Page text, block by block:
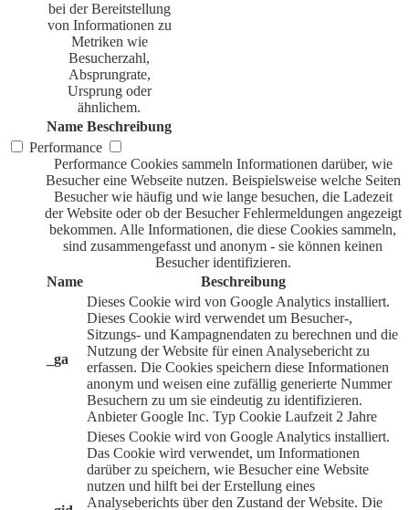
bei der Bereitstellung
von Informationen zu
Metriken wie
Besucherzahl,
Absprungrate,
Ursprung oder
ähnlichem.
Name Beschreibung
Performance
Performance Cookies sammeln Informationen darüber, wie
Besucher eine Webseite nutzen. Beispielsweise welche Seiten
Besucher wie häufig und wie lange besuchen, die Ladezeit
der Website oder ob der Besucher Fehlermeldungen angezeigt
bekommen. Alle Informationen, die diese Cookies sammeln,
sind zusammengefasst und anonym - sie können keinen
Besucher identifizieren.
Name
Beschreibung
_ga
Dieses Cookie wird von Google Analytics installiert.
Dieses Cookie wird verwendet um Besucher-,
Sitzungs- und Kampagnendaten zu berechnen und die
Nutzung der Website für einen Analysebericht zu
erfassen. Die Cookies speichern diese Informationen
anonym und weisen eine zufällig generierte Nummer
Besuchern zu um sie eindeutig zu identifizieren.
Anbieter Google Inc. Typ Cookie Laufzeit 2 Jahre
Dieses Cookie wird von Google Analytics installiert.
Das Cookie wird verwendet, um Informationen
darüber zu speichern, wie Besucher eine Website
nutzen und hilft bei der Erstellung eines
Analyseberichts über den Zustand der Website. Die